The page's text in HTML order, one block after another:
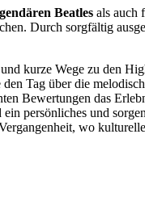
Beatles als auch
Durch sorgfältig
kurze Wege zu den
den Tag über die
Bewertungen das
persönliches und
wo